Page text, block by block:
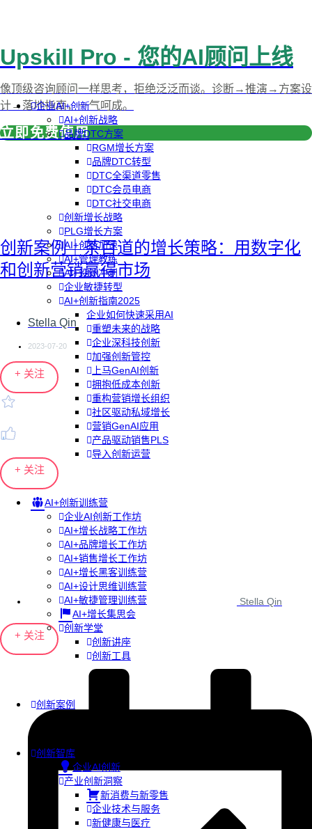
企业AI+创新
AI+创新战略
品牌DTC方案
RGM增长方案
品牌DTC转型
DTC全渠道零售
DTC会员电商
DTC社交电商
创新增长战略
PLG增长方案
AI+创新加速
AI+管理教练
AI+设计冲刺
企业敏捷转型
AI+创新指南2025
企业如何快速采用AI
重塑未来的战略
企业深科技创新
加强创新管控
上马GenAI创新
拥抱低成本创新
重构营销增长组织
社区驱动私域增长
营销GenAI应用
产品驱动销售PLS
导入创新运营
AI+创新训练营
企业AI创新工作坊
AI+增长战略工作坊
AI+品牌增长工作坊
AI+销售增长工作坊
AI+增长黑客训练营
AI+设计思维训练营
AI+敏捷管理训练营
AI+增长集思会
创新学堂
创新讲座
创新工具
创新案例
创新智库
企业AI创新
产业创新洞察
新消费与新零售
企业技术与服务
新健康与医疗
Upskill Pro - 您的AI顾问上线
像顶级咨询顾问一样思考，拒绝泛泛而谈。诊断→推演→方案设
计→落地指南，一气呵成。
立即免费使用
创新案例｜茶百道的增长策略：用数字化
和创新营销赢得市场
Stella Qin
2023-07-20
+ 关注
+ 关注
Stella Qin
+ 关注